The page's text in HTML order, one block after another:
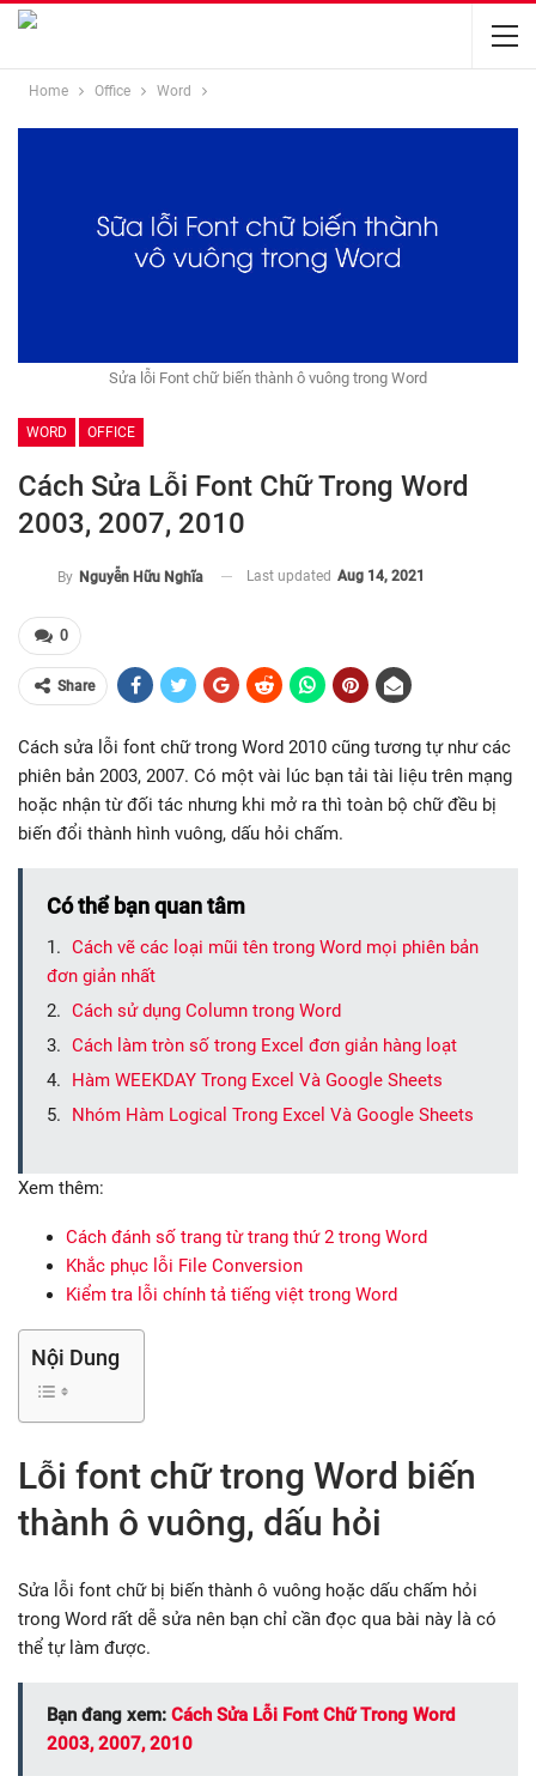
Home Office Word
Sửa lỗi Font chữ biến thành ô vuông trong Word
WORD OFFICE
Cách Sửa Lỗi Font Chữ Trong Word
2003, 2007, 2010
By Nguyễn Hữu Nghĩa Last updated Aug 14, 2021
0
Share
Cách sửa lỗi font chữ trong Word 2010 cũng tương tự như các
phiên bản 2003, 2007. Có một vài lúc bạn tải tài liệu trên mạng
hoặc nhận từ đối tác nhưng khi mở ra thì toàn bộ chữ đều bị
biến đổi thành hình vuông, dấu hỏi chấm.
Có thể bạn quan tâm
Cách vẽ các loại mũi tên trong Word mọi phiên bản
đơn giản nhất
Cách sử dụng Column trong Word
Cách làm tròn số trong Excel đơn giản hàng loạt
Hàm WEEKDAY Trong Excel Và Google Sheets
Nhóm Hàm Logical Trong Excel Và Google Sheets
Xem thêm:
Cách đánh số trang từ trang thứ 2 trong Word
Khắc phục lỗi File Conversion
Kiểm tra lỗi chính tả tiếng việt trong Word
Nội Dung
Lỗi font chữ trong Word biến
thành ô vuông, dấu hỏi
Sửa lỗi font chữ bị biến thành ô vuông hoặc dấu chấm hỏi
trong Word rất dễ sửa nên bạn chỉ cần đọc qua bài này là có
thể tự làm được.
Bạn đang xem: Cách Sửa Lỗi Font Chữ Trong Word
2003, 2007, 2010